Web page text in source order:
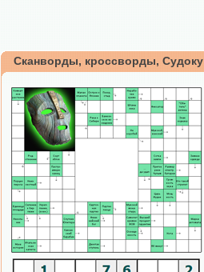
Сканворды, кроссворды, Судоку